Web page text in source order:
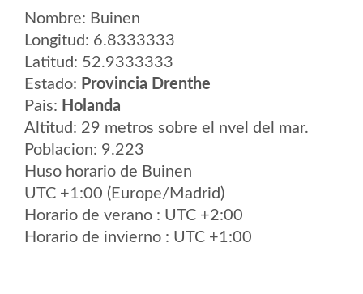
Nombre: Buinen
Longitud: 6.8333333
Latitud: 52.9333333
Estado: Provincia Drenthe
Pais: Holanda
Altitud: 29 metros sobre el nvel del mar.
Poblacion: 9.223
Huso horario de Buinen
UTC +1:00 (Europe/Madrid)
Horario de verano : UTC +2:00
Horario de invierno : UTC +1:00